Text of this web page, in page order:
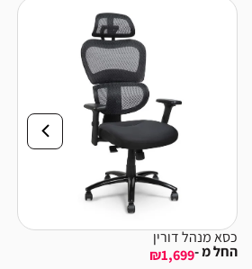
כסא מנהל דורין
החל מ - ₪1,699